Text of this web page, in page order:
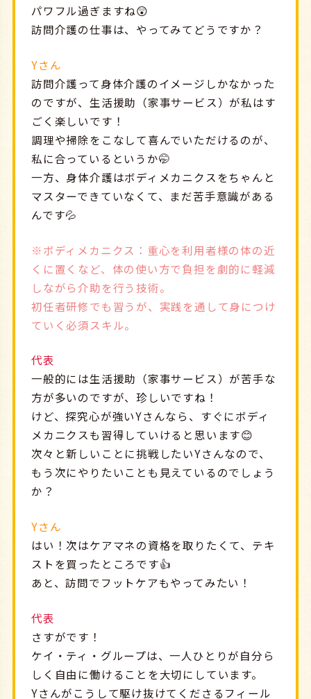
パワフル過ぎますね😲
訪問介護の仕事は、やってみてどうですか？
Yさん
訪問介護って身体介護のイメージしかなかった
のですが、生活援助（家事サービス）が私はす
ごく楽しいです！
調理や掃除をこなして喜んでいただけるのが、
私に合っているというか🤭
一方、身体介護はボディメカニクスをちゃんと
マスターできていなくて、まだ苦手意識がある
んです💦
※ボディメカニクス：重心を利用者様の体の近
くに置くなど、体の使い方で負担を劇的に軽減
しながら介助を行う技術。
初任者研修でも習うが、実践を通して身につけ
ていく必須スキル。
代表
一般的には生活援助（家事サービス）が苦手な
方が多いのですが、珍しいですね！
けど、探究心が強いYさんなら、すぐにボディ
メカニクスも習得していけると思います😊
次々と新しいことに挑戦したいYさんなので、
もう次にやりたいことも見えているのでしょう
か？
Yさん
はい！次はケアマネの資格を取りたくて、テキ
ストを買ったところです👍
あと、訪問でフットケアもやってみたい！
代表
さすがです！
ケイ・ティ・グループは、一人ひとりが自分ら
しく自由に働けることを大切にしています。
Yさんがこうして駆け抜けてくださるフィール